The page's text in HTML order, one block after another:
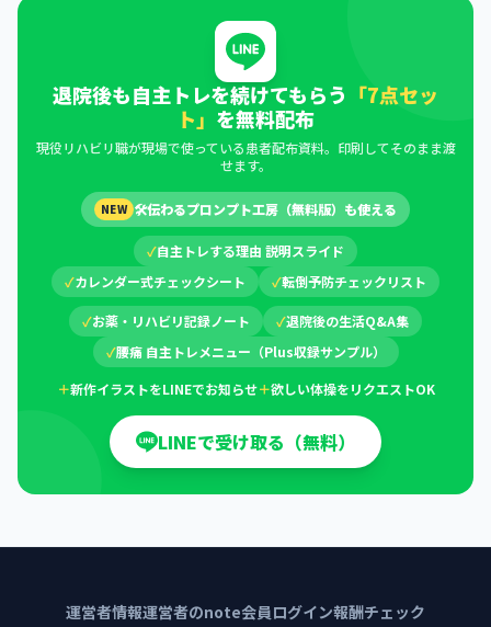
退院後も自主トレを続けてもらう 「7点セッ
ト」 を無料配布
現役リハビリ職が現場で使っている患者配布資料。印刷してそのまま渡
せます。
NEW 🛠伝わるプロンプト工房（無料版）も使える
✓自主トレする理由 説明スライド
✓カレンダー式チェックシート ✓転倒予防チェックリスト
✓お薬・リハビリ記録ノート ✓退院後の生活Q&A集
✓腰痛 自主トレメニュー（Plus収録サンプル）
＋新作イラストをLINEでお知らせ＋欲しい体操をリクエストOK
LINEで受け取る（無料）
運営者情報運営者のnote会員ログイン報酬チェック